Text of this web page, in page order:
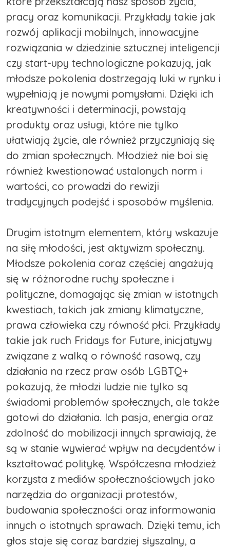
pracy oraz komunikacji. Przykłady takie jak
rozwój aplikacji mobilnych, innowacyjne
rozwiązania w dziedzinie sztucznej inteligencji
czy start-upy technologiczne pokazują, jak
młodsze pokolenia dostrzegają luki w rynku i
wypełniają je nowymi pomysłami. Dzięki ich
kreatywności i determinacji, powstają
produkty oraz usługi, które nie tylko
ułatwiają życie, ale również przyczyniają się
do zmian społecznych. Młodzież nie boi się
również kwestionować ustalonych norm i
wartości, co prowadzi do rewizji
tradycyjnych podejść i sposobów myślenia.
Drugim istotnym elementem, który wskazuje
na siłę młodości, jest aktywizm społeczny.
Młodsze pokolenia coraz częściej angażują
się w różnorodne ruchy społeczne i
polityczne, domagając się zmian w istotnych
kwestiach, takich jak zmiany klimatyczne,
prawa człowieka czy równość płci. Przykłady
takie jak ruch Fridays for Future, inicjatywy
związane z walką o równość rasową, czy
działania na rzecz praw osób LGBTQ+
pokazują, że młodzi ludzie nie tylko są
świadomi problemów społecznych, ale także
gotowi do działania. Ich pasja, energia oraz
zdolność do mobilizacji innych sprawiają, że
są w stanie wywierać wpływ na decydentów i
kształtować politykę. Współczesna młodzież
korzysta z mediów społecznościowych jako
narzędzia do organizacji protestów,
budowania społeczności oraz informowania
innych o istotnych sprawach. Dzięki temu, ich
głos staje się coraz bardziej słyszalny, a